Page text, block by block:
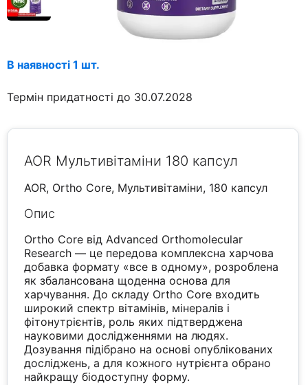
В наявності 1 шт.
Термін придатності до 30.07.2028
AOR Мультивітаміни 180 капсул
AOR, Ortho Core, Мультивітаміни, 180 капсул
Опис
Ortho Core від Advanced Orthomolecular
Research — це передова комплексна харчова
добавка формату «все в одному», розроблена
як збалансована щоденна основа для
харчування. До складу Ortho Core входить
широкий спектр вітамінів, мінералів і
фітонутрієнтів, роль яких підтверджена
науковими дослідженнями на людях.
Дозування підібрано на основі опублікованих
досліджень, а для кожного нутрієнта обрано
найкращу біодоступну форму.